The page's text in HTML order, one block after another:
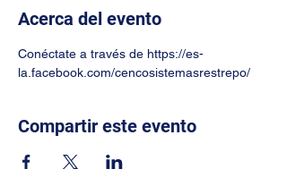
Acerca del evento
Conéctate a través de https://es-
la.facebook.com/cencosistemasrestrepo/
Compartir este evento